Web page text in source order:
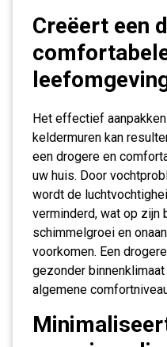
Creëert een
Het effectief
keldermuren kan
een drogere en
uw huis. Door
wordt de
verminderd, wat op zijn
schimmelgroei en
voorkomen. Een
gezonder
algemene